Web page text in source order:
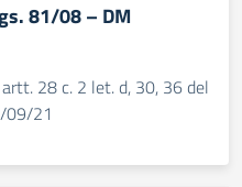
81/08 – DM
28 c. 2 let. d, 30, 36 del
09/21